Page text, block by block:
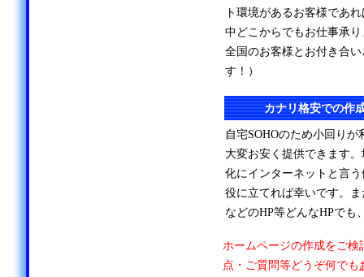
ト環境があるお客様であ
中どこからでもお仕事承
全国のお客様とお付き合
す！）
カナリ格安での作
自宅SOHOのため小回り
大変お安く提供できます
化にインターネットと言
役に立てれば幸いです。
などのHP等どんなHPでも
ホームページの作成をご検
点・ご質問等どうぞ何でも